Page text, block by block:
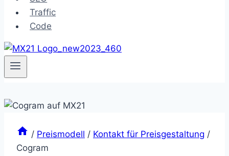
Traffic
Code
/ Preismodell / Kontakt für Preisgestaltung /
Cogram